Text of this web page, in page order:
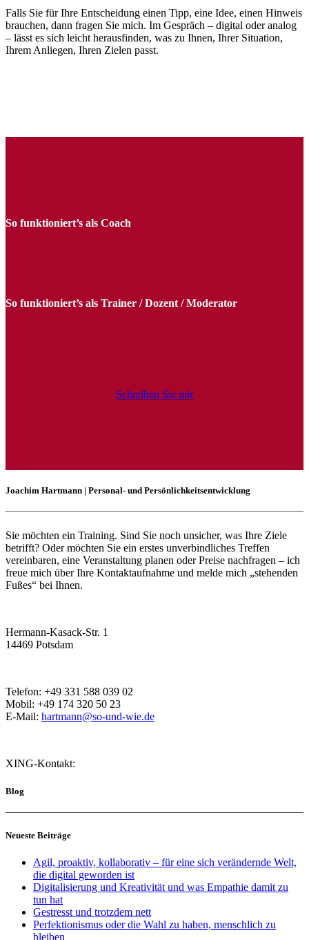
Falls Sie für Ihre Entscheidung einen Tipp, eine Idee, einen Hinweis
brauchen, dann fragen Sie mich. Im Gespräch – digital oder analog
– lässt es sich leicht herausfinden, was zu Ihnen, Ihrer Situation,
Ihrem Anliegen, Ihren Zielen passt.
So funktioniert’s als Coach
So funktioniert’s als Trainer / Dozent / Moderator
Schreiben Sie mir
Joachim Hartmann | Personal- und Persönlichkeitsentwicklung
Sie möchten ein Training. Sind Sie noch unsicher, was Ihre Ziele
betrifft? Oder möchten Sie ein erstes unverbindliches Treffen
vereinbaren, eine Veranstaltung planen oder Preise nachfragen – ich
freue mich über Ihre Kontaktaufnahme und melde mich „stehenden
Fußes“ bei Ihnen.
Hermann-Kasack-Str. 1
14469 Potsdam
Telefon: +49 331 588 039 02
Mobil: +49 174 320 50 23
E-Mail: hartmann@so-und-wie.de
XING-Kontakt:
Blog
Neueste Beiträge
Agil, proaktiv, kollaborativ – für eine sich verändernde Welt,
die digital geworden ist
Digitalisierung und Kreativität und was Empathie damit zu
tun hat
Gestresst und trotzdem nett
Perfektionismus oder die Wahl zu haben, menschlich zu
bleiben